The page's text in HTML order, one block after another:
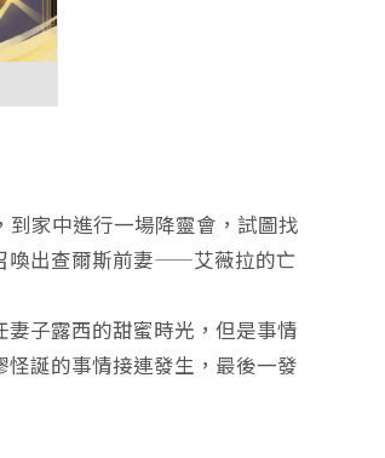
家中進行一場降靈會，試圖找
喚出查爾斯前妻——艾薇拉的亡
子露西的甜蜜時光，但是事情
誕的事情接連發生，最後一發